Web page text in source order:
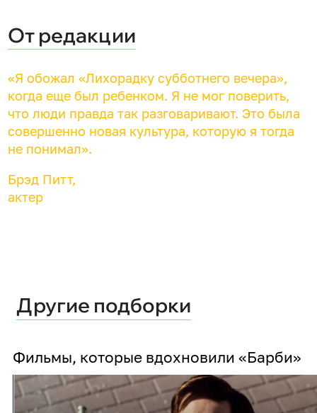
От редакции
«Я обожал «Лихорадку субботнего вечера»,
когда еще был ребенком. Я не мог поверить,
что люди правда так разговаривают. Это была
совершенно новая культура, которую я тогда
не понимал».
Брэд Питт,
актер
Другие подборки
Фильмы, которые вдохновили «Барби»